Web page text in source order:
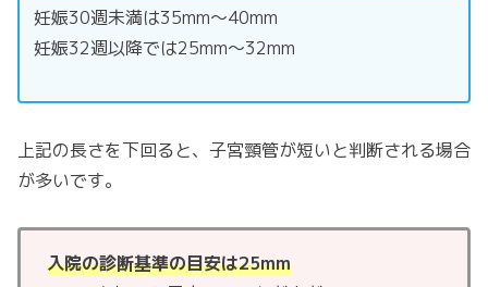
妊娠30週未満は35mm～40mm
妊娠32週以降では25mm～32mm
上記の長さを下回ると、子宮頸管が短いと判断される場合
が多いです。
入院の診断基準の目安は25mm